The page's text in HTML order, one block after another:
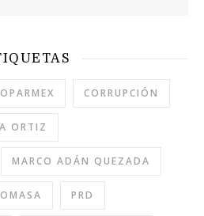
CORRUPCIÓN
ORTIZ
MARCO ADÁN QUEZADA
PRD